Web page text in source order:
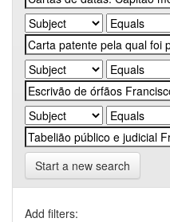
Start a new search
Add filters: